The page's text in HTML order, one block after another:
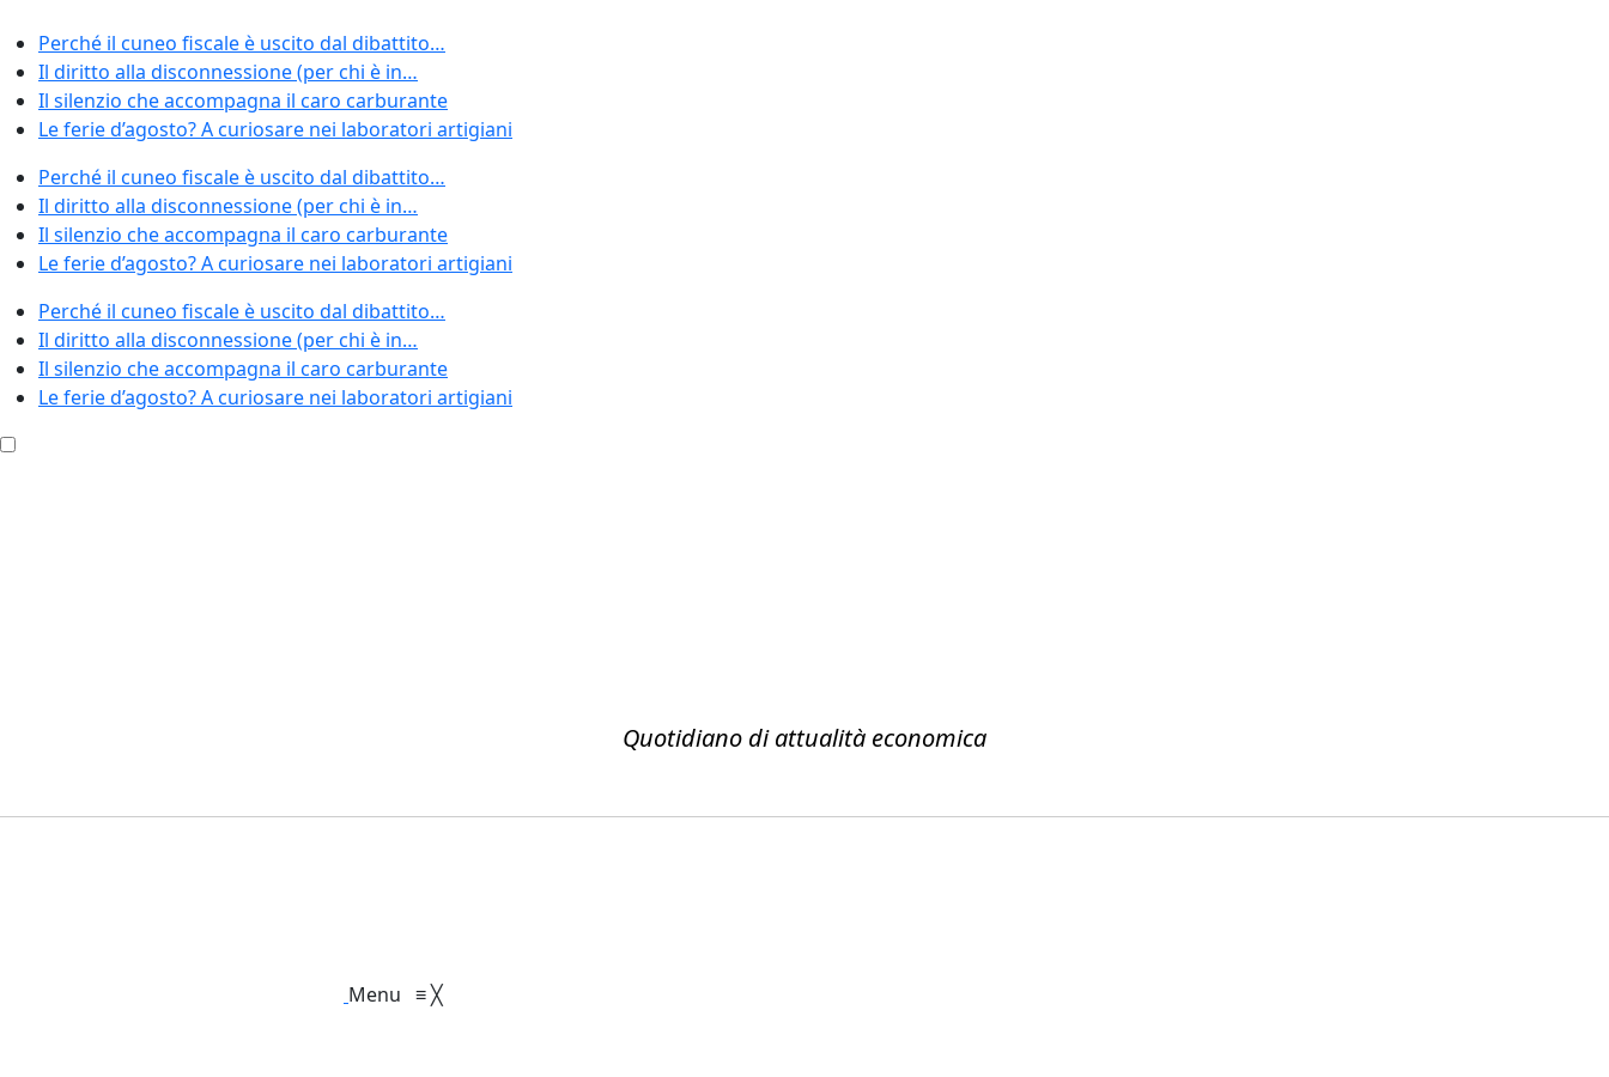
Perché il cuneo fiscale è uscito dal dibattito…
Il diritto alla disconnessione (per chi è in…
Il silenzio che accompagna il caro carburante
Le ferie d’agosto? A curiosare nei laboratori artigiani
Perché il cuneo fiscale è uscito dal dibattito…
Il diritto alla disconnessione (per chi è in…
Il silenzio che accompagna il caro carburante
Le ferie d’agosto? A curiosare nei laboratori artigiani
Perché il cuneo fiscale è uscito dal dibattito…
Il diritto alla disconnessione (per chi è in…
Il silenzio che accompagna il caro carburante
Le ferie d’agosto? A curiosare nei laboratori artigiani
Quotidiano di attualità economica
Menu ≡╳